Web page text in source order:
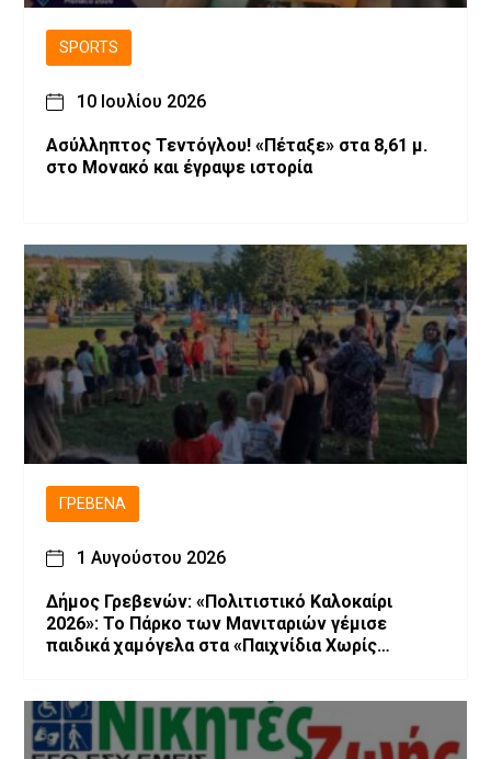
SPORTS
10 Ιουλίου 2026
Ασύλληπτος Τεντόγλου! «Πέταξε» στα 8,61 μ.
στο Μονακό και έγραψε ιστορία
ΓΡΕΒΕΝΆ
1 Αυγούστου 2026
Δήμος Γρεβενών: «Πολιτιστικό Καλοκαίρι
2026»: Το Πάρκο των Μανιταριών γέμισε
παιδικά χαμόγελα στα «Παιχνίδια Χωρίς